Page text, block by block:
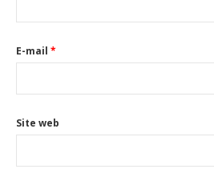
E-mail *
Site web